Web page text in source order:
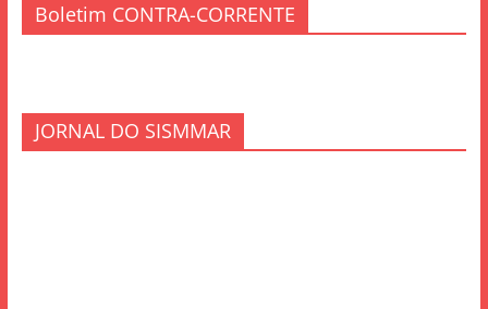
Boletim CONTRA-CORRENTE
JORNAL DO SISMMAR